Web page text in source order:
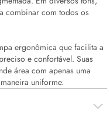
combinar com todos os
ergonômica que facilita a
e confortável. Suas
área com apenas uma
uniforme.